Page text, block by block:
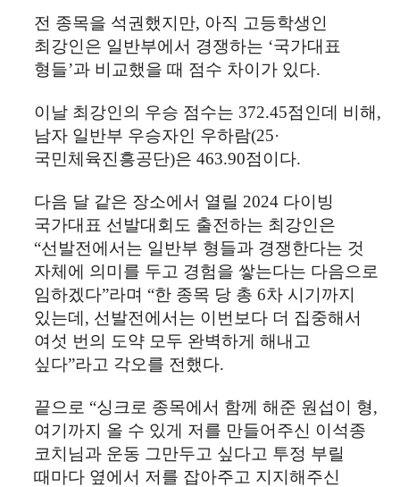
전 종목을 석권했지만, 아직 고등학생인
최강인은 일반부에서 경쟁하는 ‘국가대표
형들’과 비교했을 때 점수 차이가 있다.
이날 최강인의 우승 점수는 372.45점인데 비해 ,
남자 일반부 우승자인 우하람(25·
국민체육진흥공단)은 463.90점이다.
다음 달 같은 장소에서 열릴 2024 다이빙
국가대표 선발대회도 출전하는 최강인은
“선발전에서는 일반부 형들과 경쟁한다는 것
자체에 의미를 두고 경험을 쌓는다는 다음으로
임하겠다”라며 “한 종목 당 총 6차 시기까지
있는데 , 선발전에서는 이번보다 더 집중해서
여섯 번의 도약 모두 완벽하게 해내고
싶다”라고 각오를 전했다.
끝으로 “싱크로 종목에서 함께 해준 원섭이 형,
여기까지 올 수 있게 저를 만들어주신 이석종
코치님과 운동 그만두고 싶다고 투정 부릴
때마다 옆에서 저를 잡아주고 지지해주신